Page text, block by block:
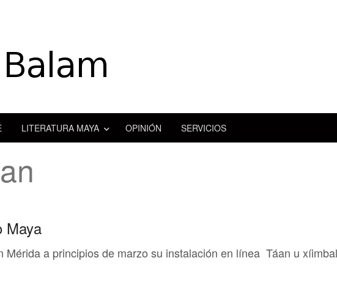
LITERATURA MAYA OPINIÓN SERVICIOS
Maya
a principios de marzo su instalación en línea Táan u